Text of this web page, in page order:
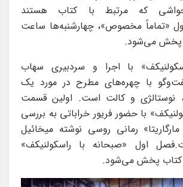
که مرتبط با کتاب هستند
«تماماً مخصوص»، چهارشنبه‌ها ساعت
با اجرا و سردبیری سهاب
با چهره‌های مطرح در مورد یک
و کالت است. اولین قسمت
با حضور فریور خراباتی به بررسی
رمانی روسی نوشته میخائیل
اول «صبحانه با راسکولنیکف»
کتاب پخش می‌شود.